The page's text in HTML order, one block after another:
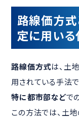
路線価方
定に用い
路線価方式は、土
用されている手法で
特に都市部などで
この方法では、土